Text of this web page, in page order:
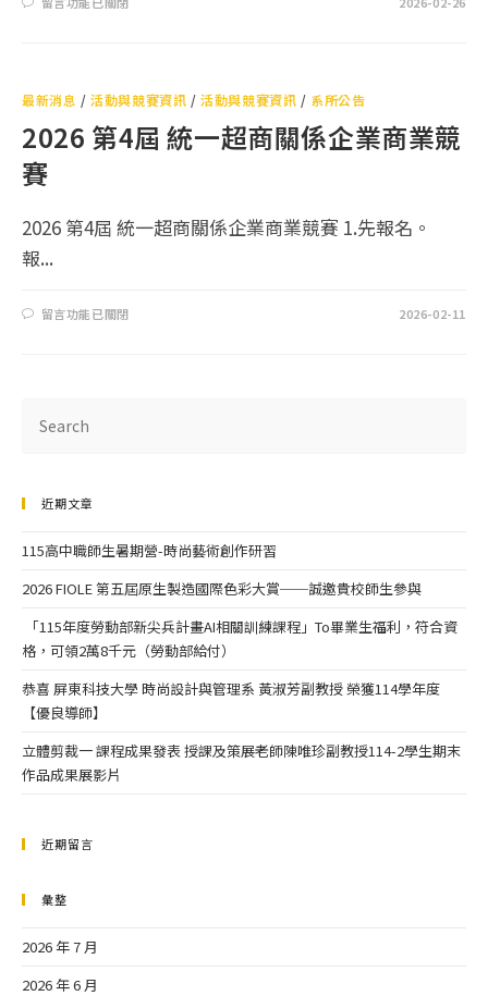
最新消息 /活動與競賽資訊 /活動與競賽資訊 / 系所公告
2026 第4屆 統一超商關係企業商業競
賽
2026 第4屆 統一超商關係企業商業競賽 1.先報名。
報...
留言功能已關閉 2026-02-11
近期文章
115高中職師生暑期營-時尚藝術創作研習
2026 FIOLE 第五屆原生製造國際色彩大賞──誠邀貴校師生參與
「115年度勞動部新尖兵計畫AI相關訓練課程」To畢業生福利，符合資
格，可領2萬8千元（勞動部給付）
恭喜 屏東科技大學 時尚設計與管理系 黃淑芳副教授 榮獲114學年度
【優良導師】
立體剪裁一 課程成果發表 授課及策展老師陳唯珍副教授114-2學生期末
作品成果展影片
近期留言
彙整
2026 年 7 月
2026 年 6 月